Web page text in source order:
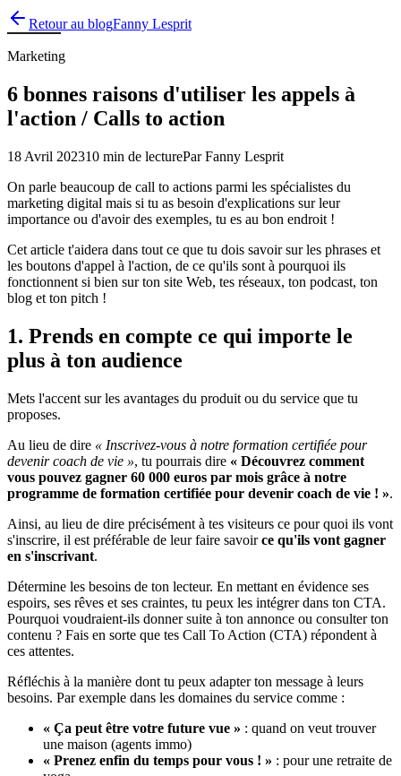
Retour au blogFanny Lesprit
Marketing
6 bonnes raisons d'utiliser les appels à
l'action / Calls to action
18 Avril 202310 min de lecturePar Fanny Lesprit
On parle beaucoup de call to actions parmi les spécialistes du
marketing digital mais si tu as besoin d'explications sur leur
importance ou d'avoir des exemples, tu es au bon endroit !
Cet article t'aidera dans tout ce que tu dois savoir sur les phrases et
les boutons d'appel à l'action, de ce qu'ils sont à pourquoi ils
fonctionnent si bien sur ton site Web, tes réseaux, ton podcast, ton
blog et ton pitch !
1. Prends en compte ce qui importe le
plus à ton audience
Mets l'accent sur les avantages du produit ou du service que tu
proposes.
Au lieu de dire « Inscrivez-vous à notre formation certifiée pour
devenir coach de vie », tu pourrais dire « Découvrez comment
vous pouvez gagner 60 000 euros par mois grâce à notre
programme de formation certifiée pour devenir coach de vie ! ».
Ainsi, au lieu de dire précisément à tes visiteurs ce pour quoi ils vont
s'inscrire, il est préférable de leur faire savoirce qu'ils vont gagner
en s'inscrivant.
Détermine les besoins de ton lecteur. En mettant en évidence ses
espoirs, ses rêves et ses craintes, tu peux les intégrer dans ton CTA.
Pourquoi voudraient-ils donner suite à ton annonce ou consulter ton
contenu ? Fais en sorte que tes Call To Action (CTA) répondent à
ces attentes.
Réfléchis à la manière dont tu peux adapter ton message à leurs
besoins. Par exemple dans les domaines du service comme :
« Ça peut être votre future vue » : quand on veut trouver
une maison (agents immo)
« Prenez enfin du temps pour vous ! » : pour une retraite de